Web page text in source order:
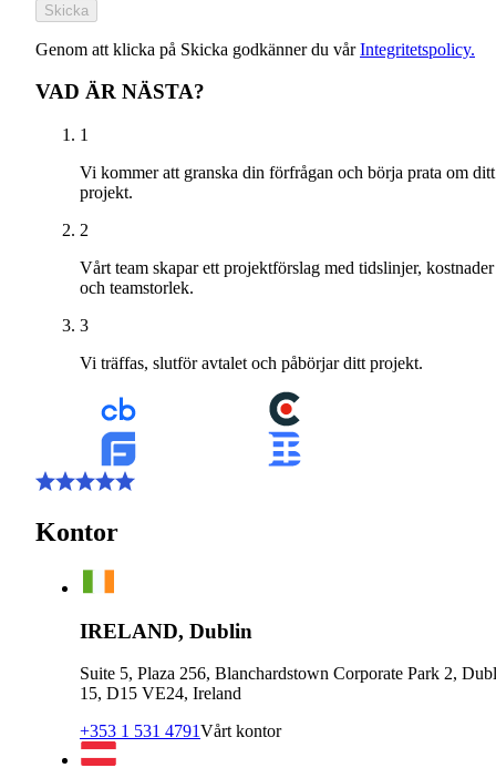
Skicka
Genom att klicka på Skicka godkänner du vårIntegritetspolicy.
VAD ÄR NÄSTA?
1
Vi kommer att granska din förfrågan och börja prata om ditt
projekt.
2
Vårt team skapar ett projektförslag med tidslinjer, kostnader
och teamstorlek.
3
Vi träffas, slutför avtalet och påbörjar ditt projekt.
Kontor
IRELAND, Dublin
Suite 5, Plaza 256, Blanchardstown Corporate Park 2,
15, D15 VE24, Ireland
+353 1 531 4791Vårt kontor